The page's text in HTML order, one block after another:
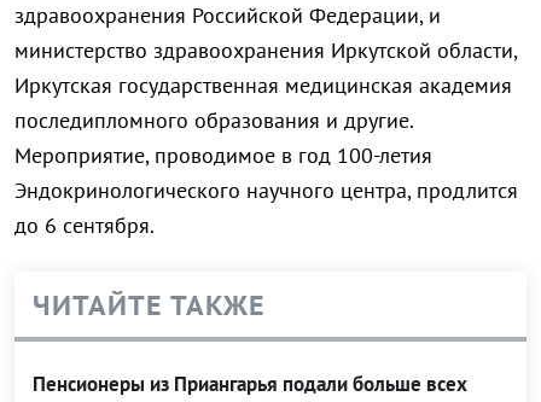
здравоохранения Российской Федерации, и
министерство здравоохранения Иркутской области,
Иркутская государственная медицинская академия
последипломного образования и другие.
Мероприятие, проводимое в год 100-летия
Эндокринологического научного центра, продлится
до 6 сентября.
ЧИТАЙТЕ ТАКЖЕ
Пенсионеры из Приангарья подали больше всех